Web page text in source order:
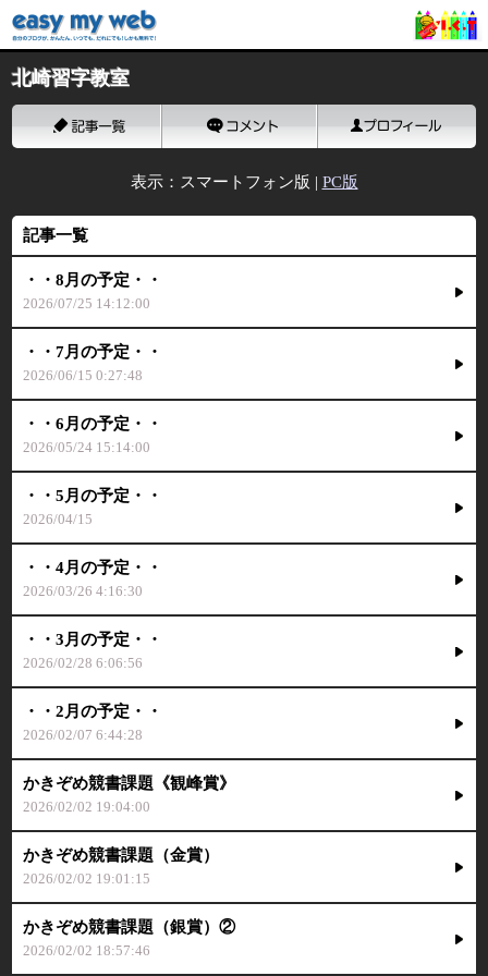
北崎習字教室
表示：スマートフォン版 | PC版
記事一覧
・・8月の予定・・
2026/07/25 14:12:00
・・7月の予定・・
2026/06/15 0:27:48
・・6月の予定・・
2026/05/24 15:14:00
・・5月の予定・・
2026/04/15
・・4月の予定・・
2026/03/26 4:16:30
・・3月の予定・・
2026/02/28 6:06:56
・・2月の予定・・
2026/02/07 6:44:28
かきぞめ競書課題《観峰賞》
2026/02/02 19:04:00
かきぞめ競書課題（金賞）
2026/02/02 19:01:15
かきぞめ競書課題（銀賞）②
2026/02/02 18:57:46